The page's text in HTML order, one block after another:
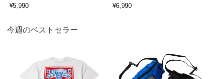
¥5,990
¥6,990
今週のベストセラー